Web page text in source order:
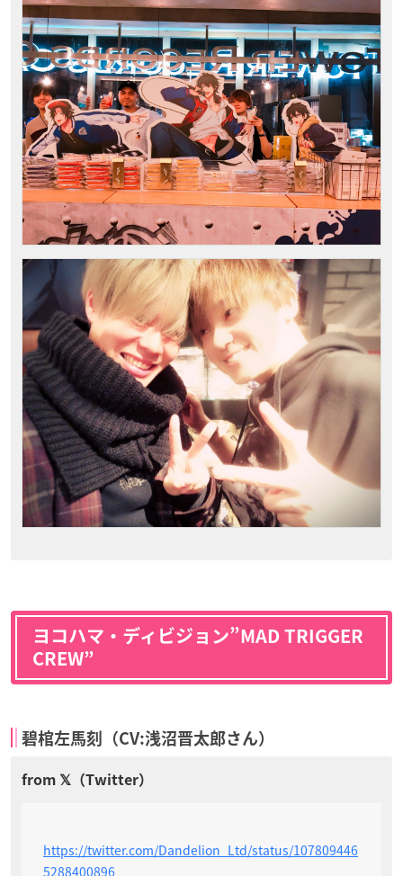
ヨコハマ・ディビジョン”MAD TRIGGER
CREW”
碧棺左馬刻（CV:浅沼晋太郎さん）
https://twitter.com/Dandelion_Ltd/status/107809446
5288400896